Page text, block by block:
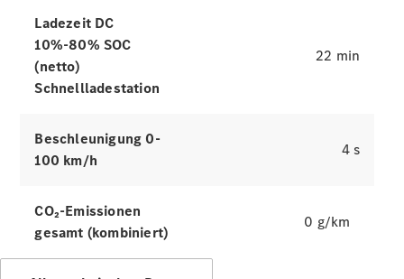
Pannen- &
Schadenhilfe
Versicherung
Benz Rent
Benz Apps
2G und 3G
Netzabschaltung
Betriebsanleitungen
Ladezeit DC
10%-80% SOC
(netto)
Schnellladestation
22 min
Beschleunigung 0-
100 km/h
4 s
CO₂-Emissionen
gesamt (kombiniert)
0 g/km